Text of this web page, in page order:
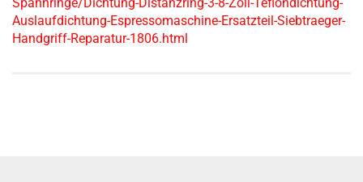
Spannringe/Dichtung-Distanzring-3-8-Zoll-Teflondichtung-
Auslaufdichtung-Espressomaschine-Ersatzteil-Siebtraeger-
Handgriff-Reparatur-1806.html